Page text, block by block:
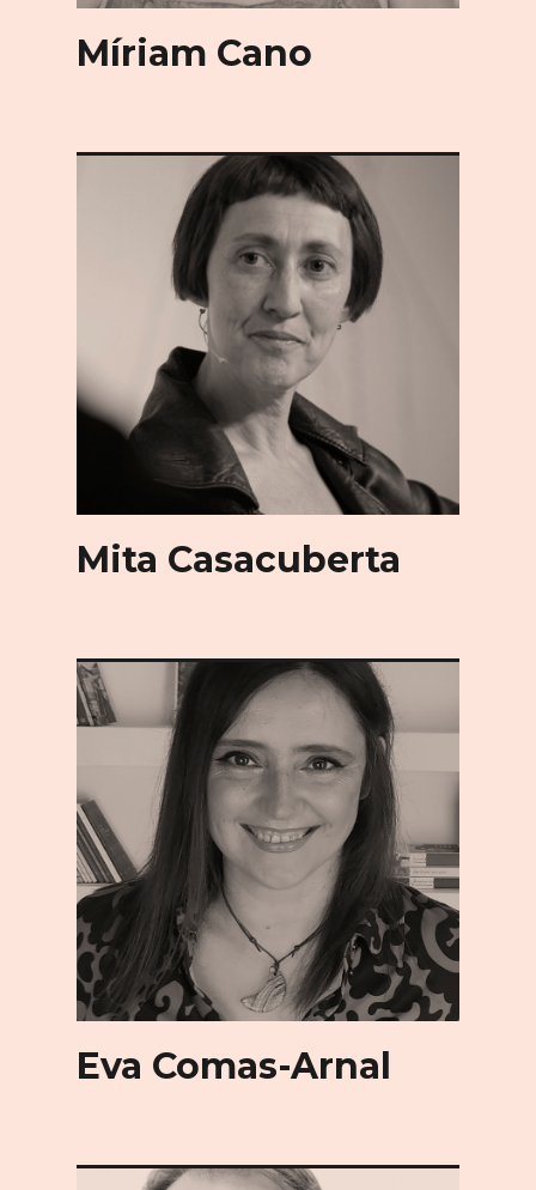
Míriam Cano
Mita Casacuberta
Eva Comas-Arnal